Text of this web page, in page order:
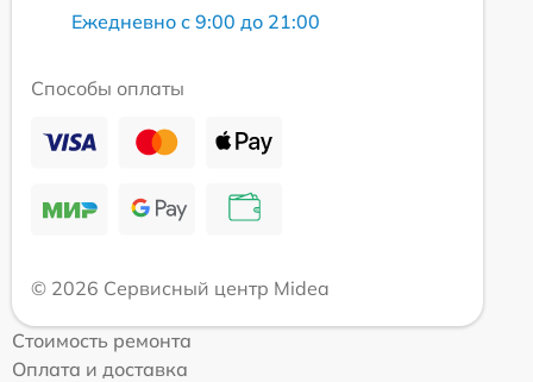
Ежедневно с 9:00 до 21:00
Способы оплаты
© 2026 Сервисный центр Midea
Стоимость ремонта
Оплата и доставка